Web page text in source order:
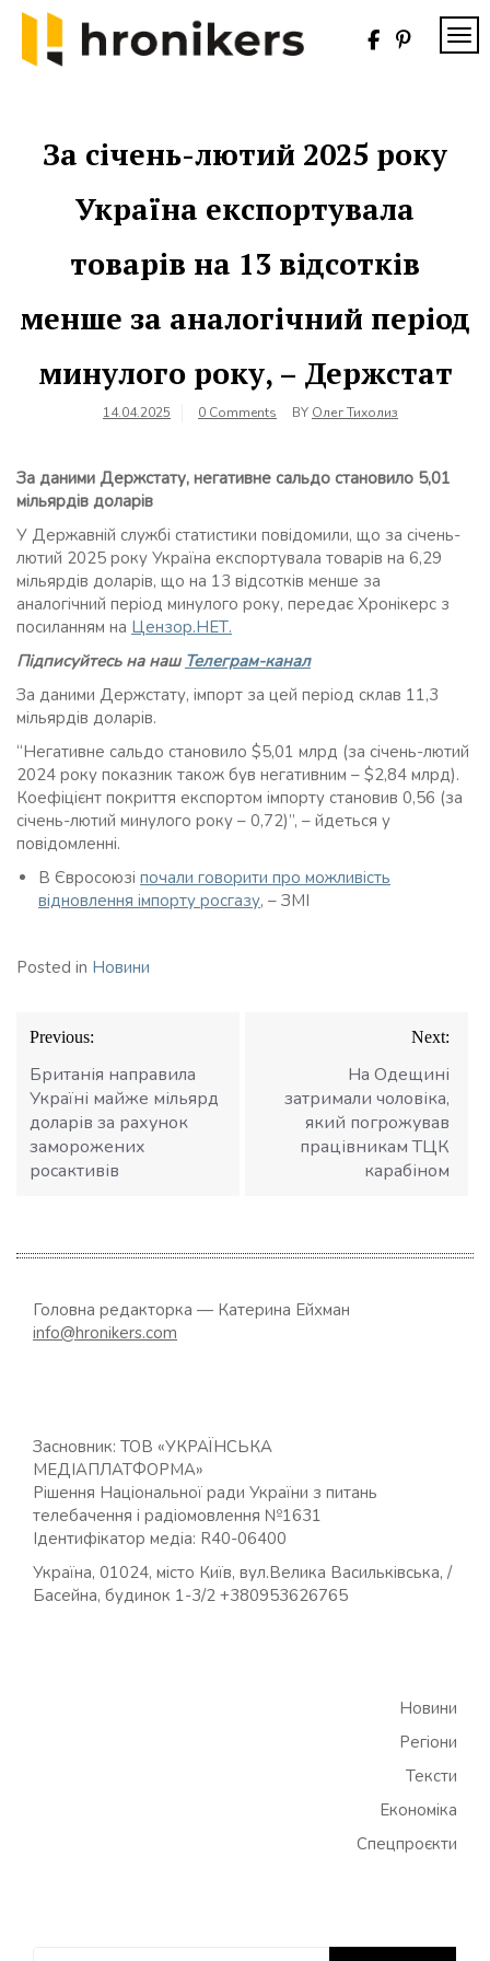
Skip
content
За січень-лютий 2025 року
Україна експортувала
товарів на 13 відсотків
менше за аналогічний період
минулого року, – Держстат
14.04.2025 0 Comments BY Олег Тихолиз
За даними Держстату, негативне сальдо становило 5,01
мільярдів доларів
У Державній службі статистики повідомили, що за січень-
лютий 2025 року Україна експортувала товарів на 6,29
мільярдів доларів, що на 13 відсотків менше за
аналогічний період минулого року, передає Хронікерс з
посиланням на Цензор.НЕТ.
Підписуйтесь на наш Телеграм-канал
За даними Держстату, імпорт за цей період склав 11,3
мільярдів доларів.
“Негативне сальдо становило $5,01 млрд (за січень-лютий
2024 року показник також був негативним – $2,84 млрд).
Коефіцієнт покриття експортом імпорту становив 0,56 (за
січень-лютий минулого року – 0,72)”, – йдеться у
повідомленні.
В Євросоюзі почали говорити про можливість
відновлення імпорту росгазу, – ЗМІ
Posted in Новини
Навігація
записів
Previous:
Британія направила
Україні майже мільярд
доларів за рахунок
заморожених
росактивів
Next:
На Одещині
затримали чоловіка,
який погрожував
працівникам ТЦК
карабіном
Головна редакторка — Катерина Ейхман
info@hronikers.com
Засновник: ТОВ «УКРАЇНСЬКА
МЕДІАПЛАТФОРМА»
Рішення Національної ради України з питань
телебачення і радіомовлення №1631
Ідентифікатор медіа: R40-06400
Україна, 01024, місто Київ, вул.Велика Васильківська, /
Басейна, будинок 1-3/2 +380953626765
Новини
Регіони
Тексти
Економіка
Спецпроєкти